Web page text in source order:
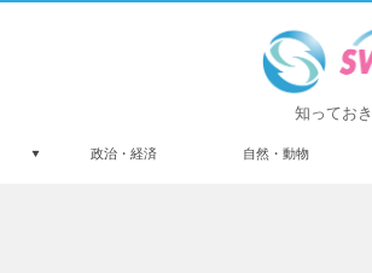
知ってお
政治・経済 自然・動物